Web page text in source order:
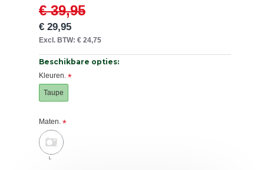
€ 29,95
€ 39,95
Excl. BTW: € 24,75
Beschikbare opties:
Kleuren.
Taupe
Maten.
L